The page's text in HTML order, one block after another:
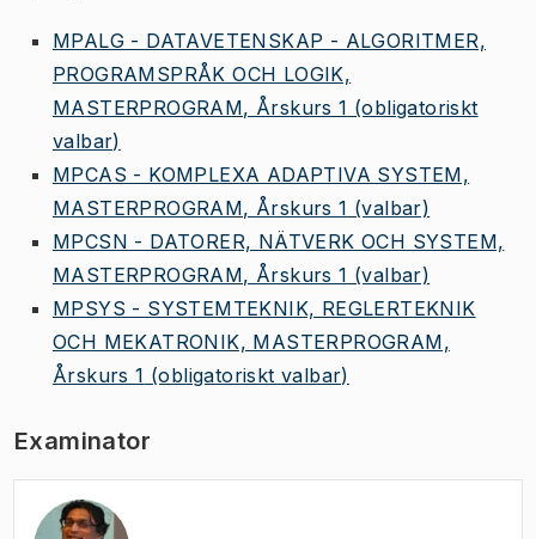
MPALG - DATAVETENSKAP - ALGORITMER,
PROGRAMSPRÅK OCH LOGIK,
MASTERPROGRAM, Årskurs 1 (obligatoriskt
valbar)
MPCAS - KOMPLEXA ADAPTIVA SYSTEM,
MASTERPROGRAM, Årskurs 1 (valbar)
MPCSN - DATORER, NÄTVERK OCH SYSTEM,
MASTERPROGRAM, Årskurs 1 (valbar)
MPSYS - SYSTEMTEKNIK, REGLERTEKNIK
OCH MEKATRONIK, MASTERPROGRAM,
Årskurs 1 (obligatoriskt valbar)
Examinator